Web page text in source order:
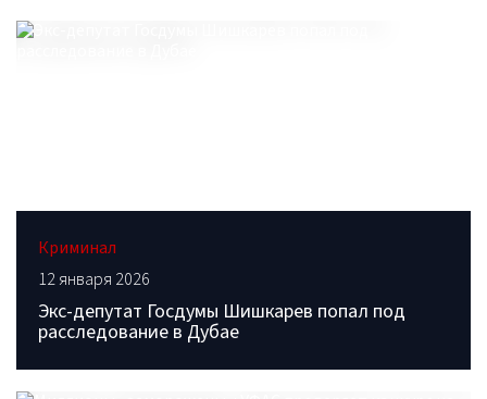
Криминал
12 января 2026
Экс-депутат Госдумы Шишкарев попал под
расследование в Дубае